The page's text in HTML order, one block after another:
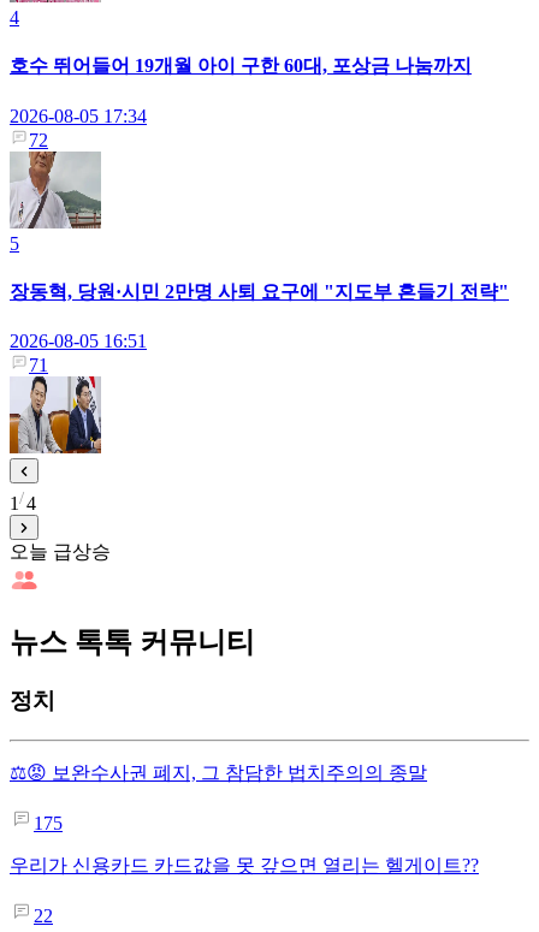
4
호수 뛰어들어 19개월 아이 구한 60대, 포상금 나눔까지
2026-08-05 17:34
72
5
장동혁, 당원·시민 2만명 사퇴 요구에 "지도부 흔들기 전략"
2026-08-05 16:51
71
1 4
오늘 급상승
뉴스 톡톡 커뮤니티
정치
⚖️😡 보완수사권 폐지, 그 참담한 법치주의의 종말
175
우리가 신용카드 카드값을 못 갚으면 열리는 헬게이트??
22